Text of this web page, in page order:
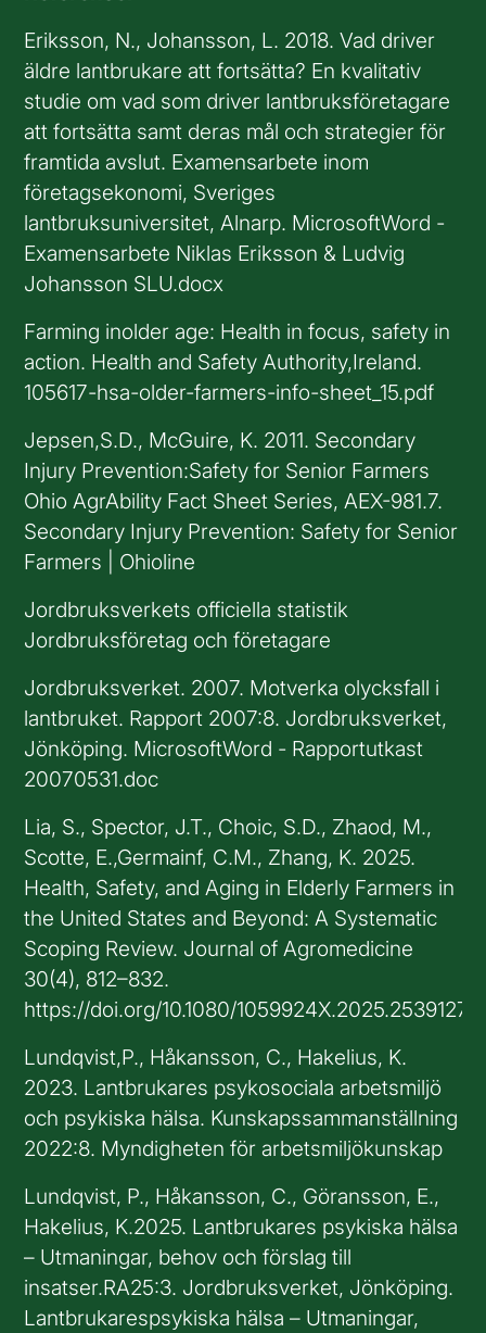
Eriksson, N., Johansson, L. 2018. Vad driver
äldre lantbrukare att fortsätta? En kvalitativ
studie om vad som driver lantbruksföretagare
att fortsätta samt deras mål och strategier för
framtida avslut. Examensarbete inom
företagsekonomi, Sveriges
lantbruksuniversitet, Alnarp. MicrosoftWord -
Examensarbete Niklas Eriksson & Ludvig
Johansson SLU.docx
Farming inolder age: Health in focus, safety in
action. Health and Safety Authority,Ireland.
105617-hsa-older-farmers-info-sheet_15.pdf
Jepsen,S.D., McGuire, K. 2011. Secondary
Injury Prevention:Safety for Senior Farmers
Ohio AgrAbility Fact Sheet Series, AEX-981.7.
Secondary Injury Prevention: Safety for Senior
Farmers | Ohioline
Jordbruksverkets officiella statistik
Jordbruksföretag och företagare
Jordbruksverket. 2007. Motverka olycksfall i
lantbruket. Rapport 2007:8. Jordbruksverket,
Jönköping. MicrosoftWord - Rapportutkast
20070531.doc
Lia, S., Spector, J.T., Choic, S.D., Zhaod, M.,
Scotte, E.,Germainf, C.M., Zhang, K. 2025.
Health, Safety, and Aging in Elderly Farmers in
the United States and Beyond: A Systematic
Scoping Review. Journal of Agromedicine
30(4), 812–832.
https://doi.org/10.1080/1059924X.2025.2539127
Lundqvist,P., Håkansson, C., Hakelius, K.
2023. Lantbrukares psykosociala arbetsmiljö
och psykiska hälsa. Kunskapssammanställning
2022:8. Myndigheten för arbetsmiljökunskap
Lundqvist, P., Håkansson, C., Göransson, E.,
Hakelius, K.2025. Lantbrukares psykiska hälsa
– Utmaningar, behov och förslag till
insatser.RA25:3. Jordbruksverket, Jönköping.
Lantbrukarespsykiska hälsa – Utmaningar,